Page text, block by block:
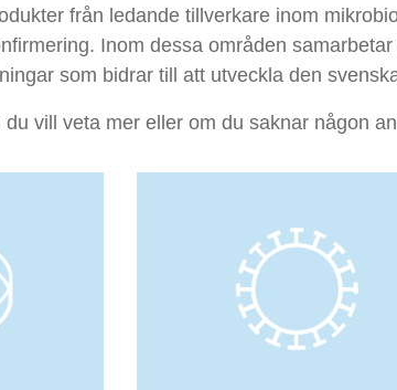
från ledande tillverkare inom
Inom dessa områden samarbetar
som bidrar till att utveckla den
du vill veta mer eller om du saknar någon